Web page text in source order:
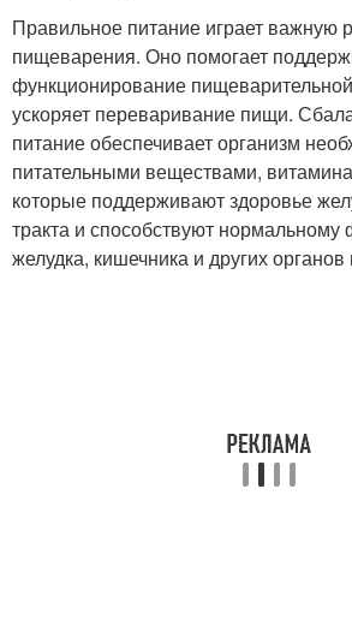
Правильное питание играет важную
пищеварения. Оно помогает
функционирование
ускоряет переваривание пищи.
питание обеспечивает организм
питательными веществами,
которые поддерживают здоровье
тракта и способствуют
желудка, кишечника и других